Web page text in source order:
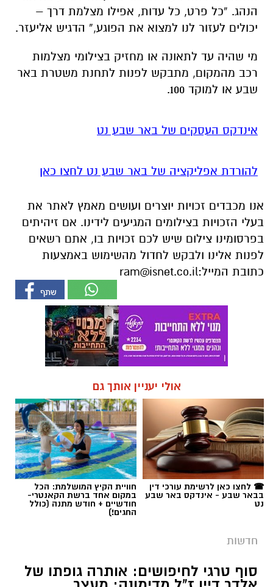
הנהג. “כל פרט, כל עדות, אפילו מצלמת דרך –
יכולים לעזור לנו למצוא את הפוגע,” הדגיש אליעזר.
מי שהיה עד לתאונה או מחזיק בצילומי מצלמות
רכב מהמקום, מתבקש לפנות לתחנת משטרת באר
שבע או למוקד 100.
אינדקס העסקים של באר שבע נט
להורדת אפליקציה של באר שבע נט לחצו כאן
אנו מכבדים זכויות יוצרים ועושים מאמץ לאתר את
בעלי הזכויות בצילומים המגיעים לידינו. אם זיהיתים
בפרסומינו צילום שיש לכם זכויות בו, אתם רשאים
לפנות אלינו ולבקש לחדול מהשימוש באמצעות
כתובת המייל:ram@isnet.co.il
אולי יעניין אותך גם
☎ לחצו כאן לרשימת עורכי דין
בבאר שבע - אינדקס באר שבע
נט
חוויית הקיץ המושלמת: הכל
במקום אחד ברשת הקאנטרי-
חודשיים + חודש מתנה (כולל
החגים!)
חדשות
סוף טרגי לחיפושים: אותרה גופתו של